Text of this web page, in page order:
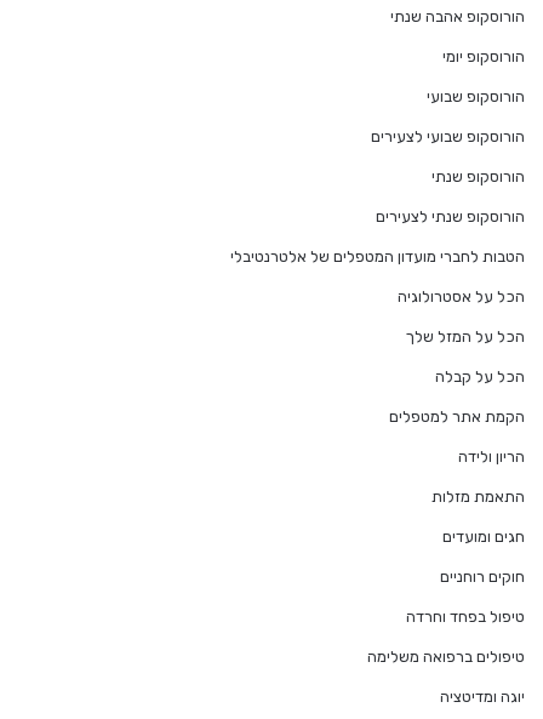
הורוסקופ אהבה שנתי
הורוסקופ יומי
הורוסקופ שבועי
הורוסקופ שבועי לצעירים
הורוסקופ שנתי
הורוסקופ שנתי לצעירים
הטבות לחברי מועדון המטפלים של אלטרנטיבלי
הכל על אסטרולוגיה
הכל על המזל שלך
הכל על קבלה
הקמת אתר למטפלים
הריון ולידה
התאמת מזלות
חגים ומועדים
חוקים רוחניים
טיפול בפחד וחרדה
טיפולים ברפואה משלימה
יוגה ומדיטציה